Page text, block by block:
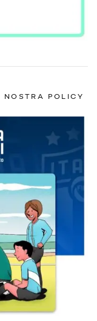
POLICY